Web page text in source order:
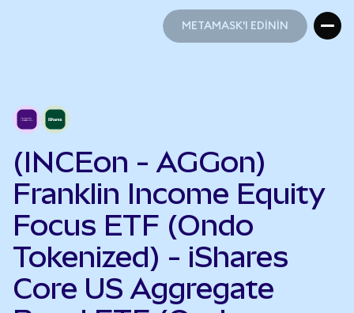
METAMASK'I EDİNİN
(INCEon - AGGon)
Franklin Income Equity
Focus ETF (Ondo
Tokenized) - iShares
Core US Aggregate